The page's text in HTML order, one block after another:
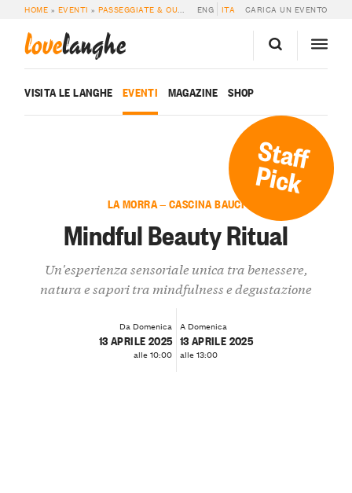
HOME » EVENTI »PASSEGGIATE & OUTDOOR » MINDFUL BEAUTY RITUAL
ENG ITA CARICA UN EVENTO
lovelanghe
VISITA LE LANGHE EVENTI MAGAZINE SHOP
Staff
Pick
LA MORRA — CASCINA BAUCI
Mindful Beauty Ritual
Un'esperienza sensoriale unica tra benessere,
natura e sapori tra mindfulness e degustazione
Da Domenica
13 APRILE 2025
alle 10:00
A Domenica
13 APRILE 2025
alle 13:00